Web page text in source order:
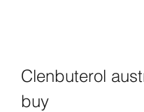
Clenbuterol
buy